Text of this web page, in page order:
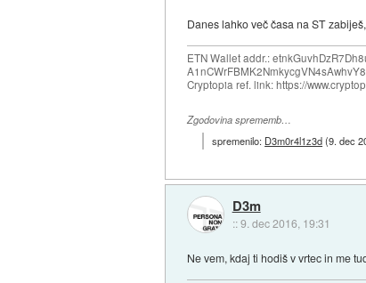
Danes lahko več časa na ST
ETN Wallet addr.:
Cryptopia ref. link: https://
Zgodovina sprememb…
spremenilo: D3m0r4l1z3d(9. dec
D3m
::9. dec 2016, 19:31
Ne vem, kdaj ti hodiš v vrtec in me